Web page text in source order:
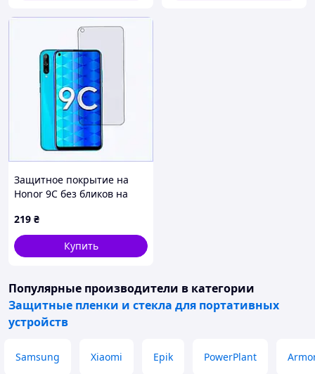
Защитное покрытие на
Honor 9C без бликов на
B4B598345
219 ₴
Купить
Популярные производители в категории
Защитные пленки и стекла для портативных
устройств
Samsung Xiaomi Epik PowerPlant